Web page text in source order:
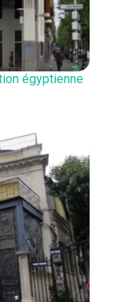
égyptienne